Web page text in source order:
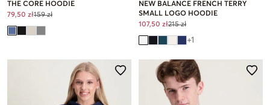
THE CORE HOODIE
79,50 zł159 zł
NEW BALANCE FRENCH TERRY
SMALL LOGO HOODIE
107,50 zł215 zł
+1